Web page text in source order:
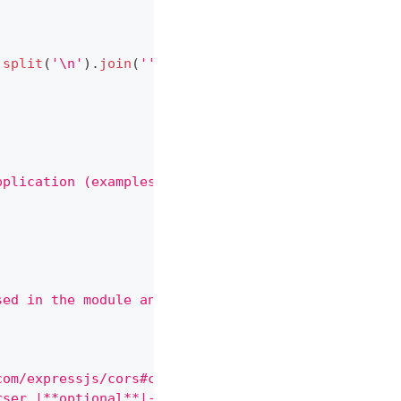
split ( '\n' ) . join ( ''
(examples: launching a NestJS
in the module and can be used at the time
expressjs/cors#configuration-